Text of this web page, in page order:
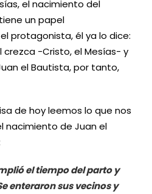
el nacimiento del
un papel
protagonista, él ya lo dice:
crezca -Cristo, el Mesías- y
el Bautista, por tanto,
de hoy leemos lo que nos
nacimiento de Juan el
el tiempo del parto y
enteraron sus vecinos y